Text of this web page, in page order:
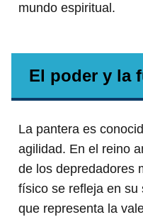
mundo espiritual.
El poder y la
La pantera es
agilidad. En el reino
de los depredadores
físico se refleja en su
que representa la